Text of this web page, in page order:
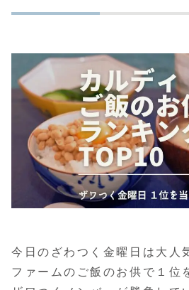
今日のざわつく金曜日は大人
ファームのご飯のお供で１位